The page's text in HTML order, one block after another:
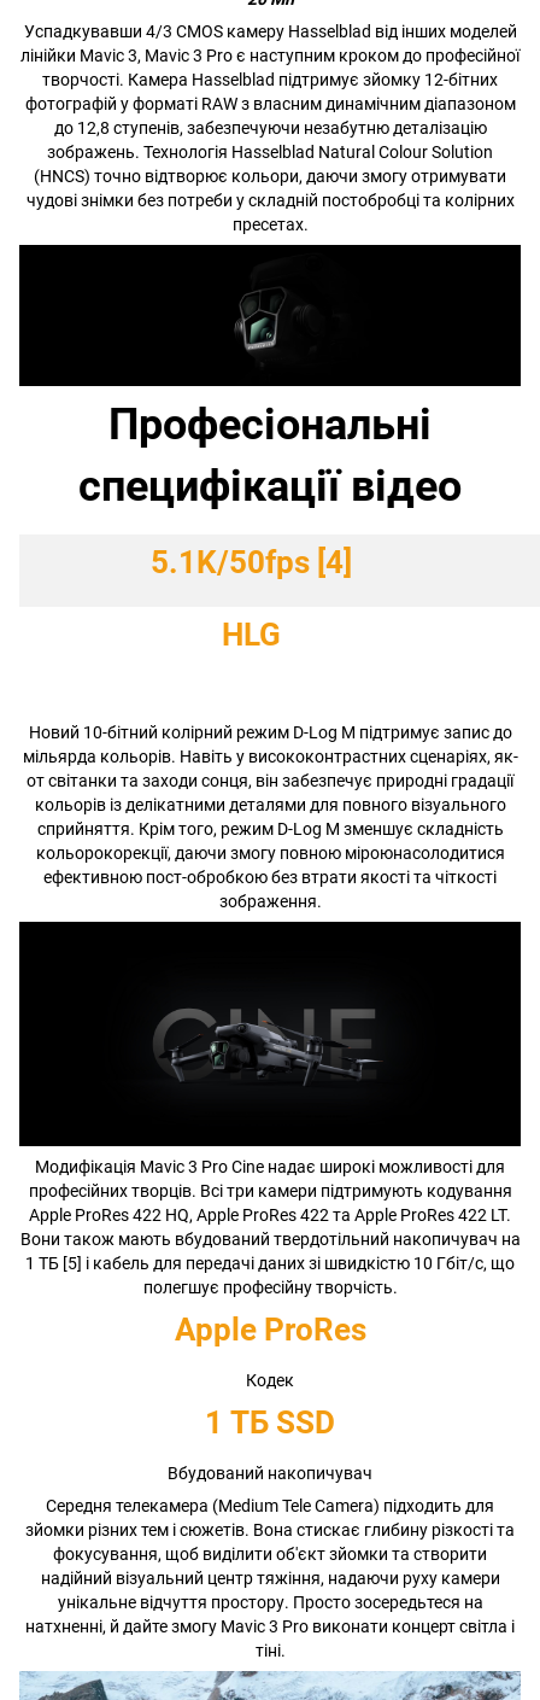
Успадкувавши 4/3 CMOS камеру Hasselblad від інших моделей
лінійки Mavic 3, Mavic 3 Pro є наступним кроком до професійної
творчості. Камера Hasselblad підтримує зйомку 12-бітних
фотографій у форматі RAW з власним динамічним діапазоном
до 12,8 ступенів, забезпечуючи незабутню деталізацію
зображень. Технологія Hasselblad Natural Colour Solution
(HNCS) точно відтворює кольори, даючи змогу отримувати
чудові знімки без потреби у складній постобробці та колірних
пресетах.
Професіональні
специфікації відео
5.1K/50fps [4]
HLG
Новий 10-бітний колірний режим D-Log M підтримує запис до
мільярда кольорів. Навіть у висококонтрастних сценаріях, як-
от світанки та заходи сонця, він забезпечує природні градації
кольорів із делікатними деталями для повного візуального
сприйняття. Крім того, режим D-Log M зменшує складність
кольорокорекції, даючи змогу повною міроюнасолодитися
ефективною пост-обробкою без втрати якості та чіткості
зображення.
Модифікація Mavic 3 Pro Cine надає широкі можливості для
професійних творців. Всі три камери підтримують кодування
Apple ProRes 422 HQ, Apple ProRes 422 та Apple ProRes 422 LT.
Вони також мають вбудований твердотільний накопичувач на
1 ТБ [5] і кабель для передачі даних зі швидкістю 10 Гбіт/с, що
полегшує професійну творчість.
Apple ProRes
Кодек
1 ТБ SSD
Вбудований накопичувач
Середня телекамера (Medium Tele Camera) підходить для
зйомки різних тем і сюжетів. Вона стискає глибину різкості та
фокусування, щоб виділити об'єкт зйомки та створити
надійний візуальний центр тяжіння, надаючи руху камери
унікальне відчуття простору. Просто зосередьтеся на
натхненні, й дайте змогу Mavic 3 Pro виконати концерт світла і
тіні.